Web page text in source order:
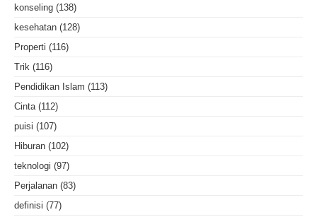
konseling (138)
kesehatan (128)
Properti (116)
Trik (116)
Pendidikan Islam (113)
Cinta (112)
puisi (107)
Hiburan (102)
teknologi (97)
Perjalanan (83)
definisi (77)